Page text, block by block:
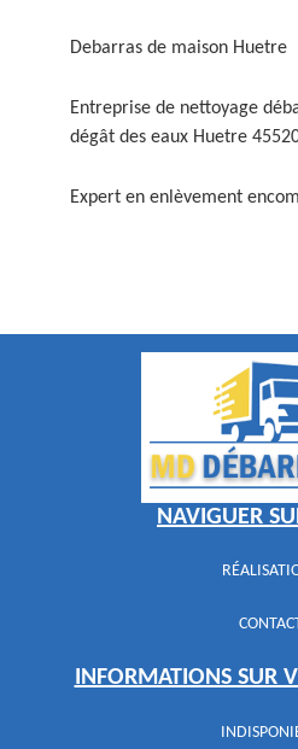
Debarras de maison Huetre
Entreprise de nettoyage
dégât des eaux Huetre
Expert en enlèvement
NAVIGUER
INFORMATIONS SUR